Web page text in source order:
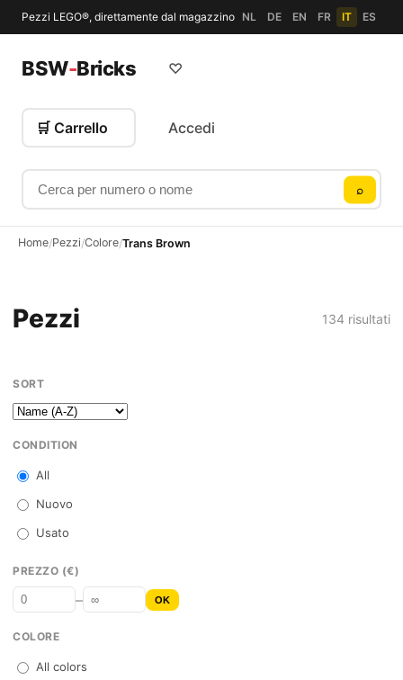
Pezzi LEGO®, direttamente dal magazzino NL DE EN FR IT ES
BSW-Bricks
Cerca per numero o nome
⌕
♡
🛒 Carrello Accedi
Home/Pezzi/Colore/Trans Brown
Pezzi 134 risultati
SORT
CONDITION
All
Nuovo
Usato
PREZZO (€)
– OK
COLORE
All colors